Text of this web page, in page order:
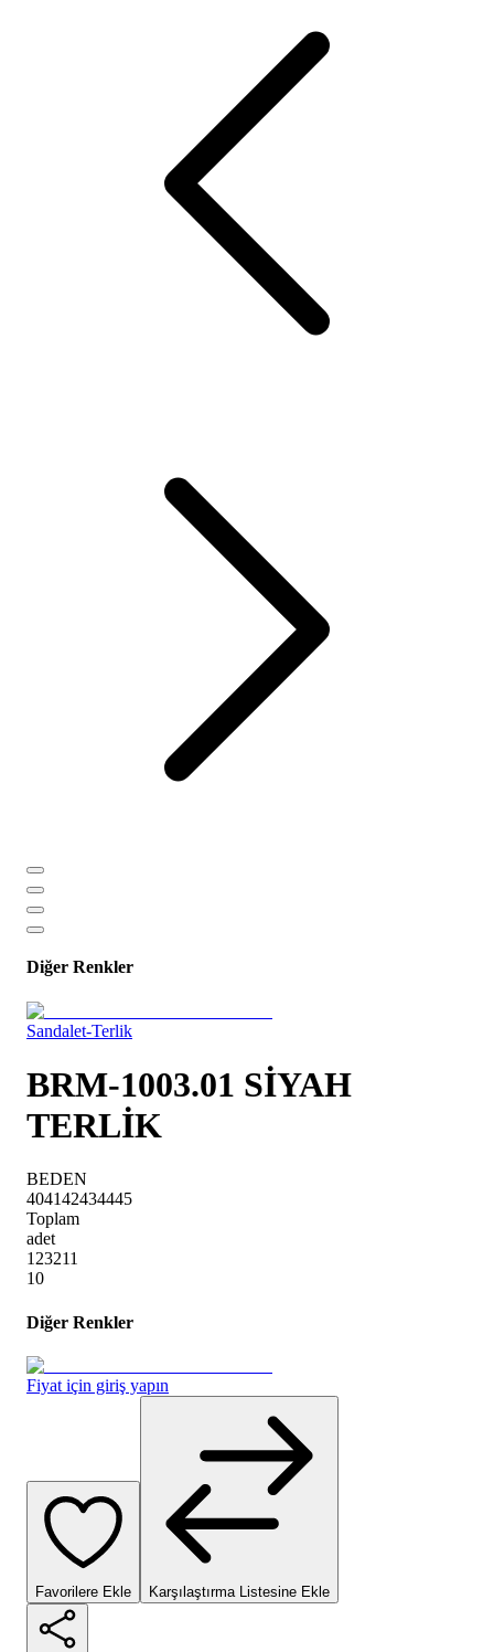
Diğer Renkler
Sandalet-Terlik
BRM-1003.01 SİYAH
TERLİK
BEDEN
404142434445
Toplam
adet
123211
10
Diğer Renkler
Fiyat için giriş yapın
Favorilere Ekle Karşılaştırma Listesine Ekle